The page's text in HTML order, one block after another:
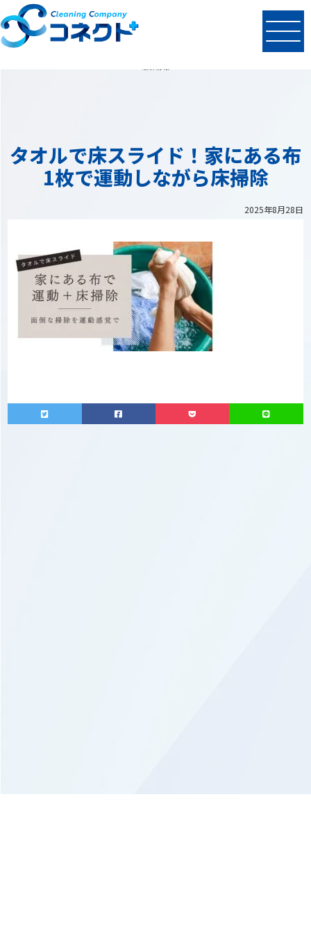
NEWS
タオルで床スライド！家にある布
1枚で運動しながら床掃除
2025年8月28日